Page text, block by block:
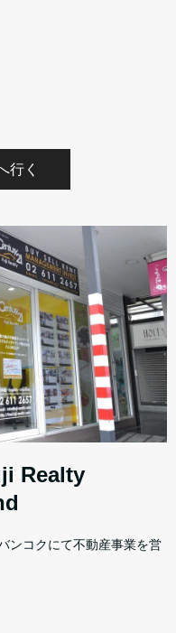
行く
Realty
ンコクにて不動産事業を営